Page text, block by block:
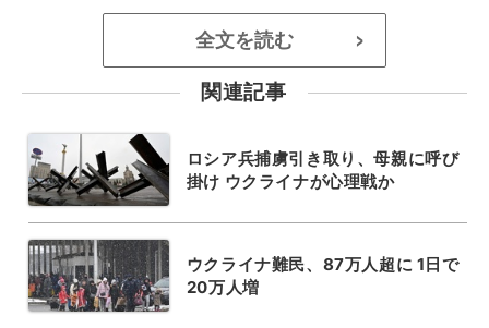
全文を読む >
関連記事
ロシア兵捕虜引き取り、母親に呼び
掛け ウクライナが心理戦か
ウクライナ難民、87万人超に 1日で
20万人増